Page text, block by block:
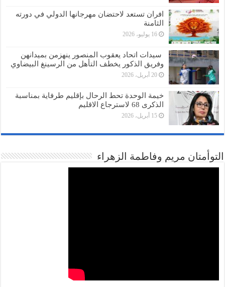
افران تستعد لاحتضان مهرجانها الدولي في دورته
الثامنة
16 يوليو، 2026
سيدات اتحاد يعقوب المنصور ينهزمن بميدانهن
وفريق الذكور يخطف التأهل من الرسينغ البيضاوي
20 أبريل، 2026
خيمة الوحدة تحط الرحال بإقليم طرفاية بمناسبة
الذكرى 68 لاسترجاع الاقليم
15 أبريل، 2026
التوأمتان مريم وفاطمة الزهراء